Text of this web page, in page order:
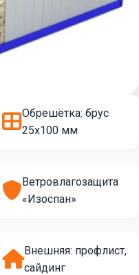
Обрешётка: брус
25х100 мм
Ветровлагозащита
«Изоспан»
Внешняя: профлист,
сайдинг